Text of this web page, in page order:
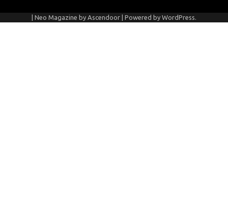
| Neo Magazine by Ascendoor | Powered by WordPress